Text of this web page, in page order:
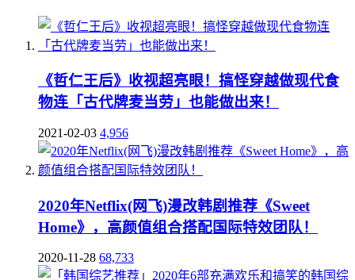
《哲仁王后》收视超亮眼！搞怪穿越做现代食
物连「古代牌麦当劳」也能做出来！
2021-02-03 4,956
2020年Netflix(网飞)漫改韩剧推荐《Sweet
Home》，高颜值组合搭配国际特效团队！
2020-11-28 68,733